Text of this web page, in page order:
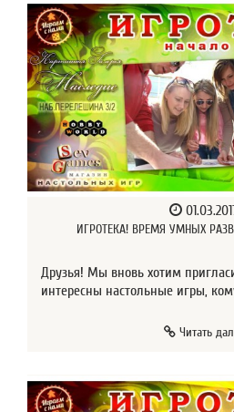
ИГРОТЕКА! ВРЕМЯ УМНЫХ
Друзья! Мы вновь хотим
интересны настольные игры,
Читать